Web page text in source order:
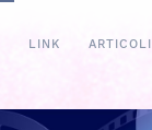
LINK ARTICOLI